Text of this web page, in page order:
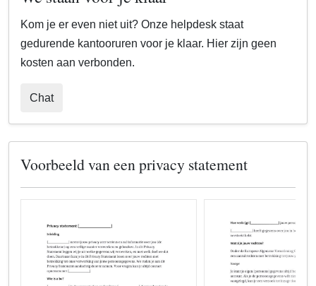
Kom je er even niet uit? Onze helpdesk staat
gedurende kantooruren voor je klaar. Hier zijn geen
kosten aan verbonden.
Chat
Voorbeeld van een privacy statement